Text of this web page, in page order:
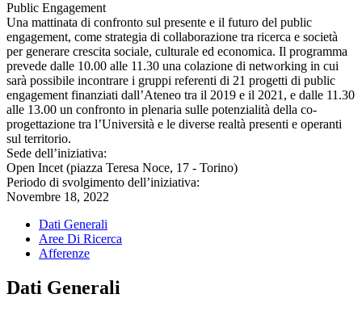
Public Engagement
Una mattinata di confronto sul presente e il futuro del public
engagement, come strategia di collaborazione tra ricerca e società
per generare crescita sociale, culturale ed economica. Il programma
prevede dalle 10.00 alle 11.30 una colazione di networking in cui
sarà possibile incontrare i gruppi referenti di 21 progetti di public
engagement finanziati dall’Ateneo tra il 2019 e il 2021, e dalle 11.30
alle 13.00 un confronto in plenaria sulle potenzialità della co-
progettazione tra l’Università e le diverse realtà presenti e operanti
sul territorio.
Sede dell’iniziativa:
Open Incet (piazza Teresa Noce, 17 - Torino)
Periodo di svolgimento dell’iniziativa:
Novembre 18, 2022
Dati Generali
Aree Di Ricerca
Afferenze
Dati Generali